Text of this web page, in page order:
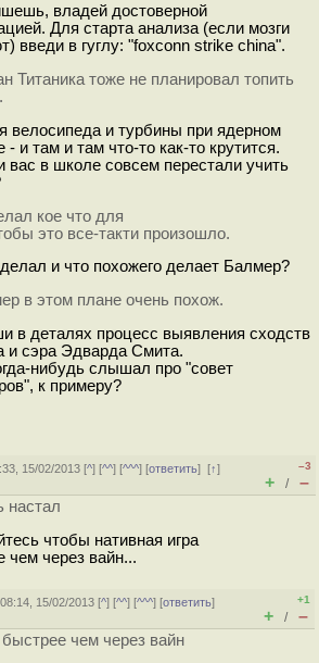
владей достоверной
Для старта анализа (если мозги
введи в гуглу: "foxconn strike china".
Титаника тоже не планировал топить
велосипеда и турбины при ядерном
- и там и там что-то как-то крутится.
вас в школе совсем перестали учить
кое что для
это все-такти произошло.
и что похожего делает Балмер?
в этом плане очень похож.
в деталях процесс выявления сходств
и сэра Эдварда Смита.
нибудь слышал про "совет
к примеру?
15/02/2013 [^] [^^] [^^^] [ответить][↑]
–3
+ / –
настал
чтобы нативная игра
чем через вайн...
15/02/2013 [^] [^^] [^^^] [ответить]
+1
+ / –
чем через вайн